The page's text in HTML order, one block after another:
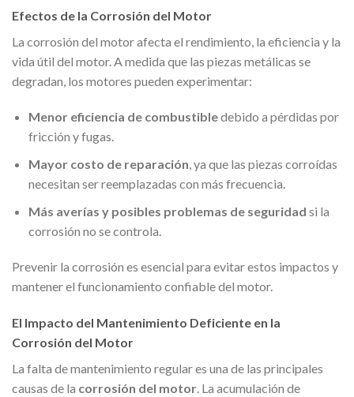
Efectos de la Corrosión del Motor
La corrosión del motor afecta el rendimiento, la eficiencia y la
vida útil del motor. A medida que las piezas metálicas se
degradan, los motores pueden experimentar:
Menor eficiencia de combustibledebido a pérdidas por
fricción y fugas.
Mayor costo de reparación, ya que las piezas corroídas
necesitan ser reemplazadas con más frecuencia.
Más averías y posibles problemas de seguridad si la
corrosión no se controla.
Prevenir la corrosión es esencial para evitar estos impactos y
mantener el funcionamiento confiable del motor.
El Impacto del Mantenimiento Deficiente en la
Corrosión del Motor
La falta de mantenimiento regular es una de las principales
causas de la corrosión del motor. La acumulación de